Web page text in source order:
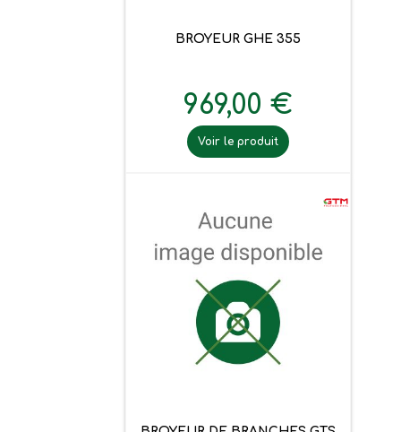
BROYEUR GHE 355
969,00 €
Voir le produit